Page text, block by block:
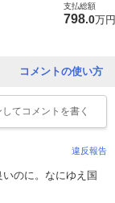
支払総額
798.0万円
コメントの使い方
してコメントを書く
違反報告
のに。なにゆえ国